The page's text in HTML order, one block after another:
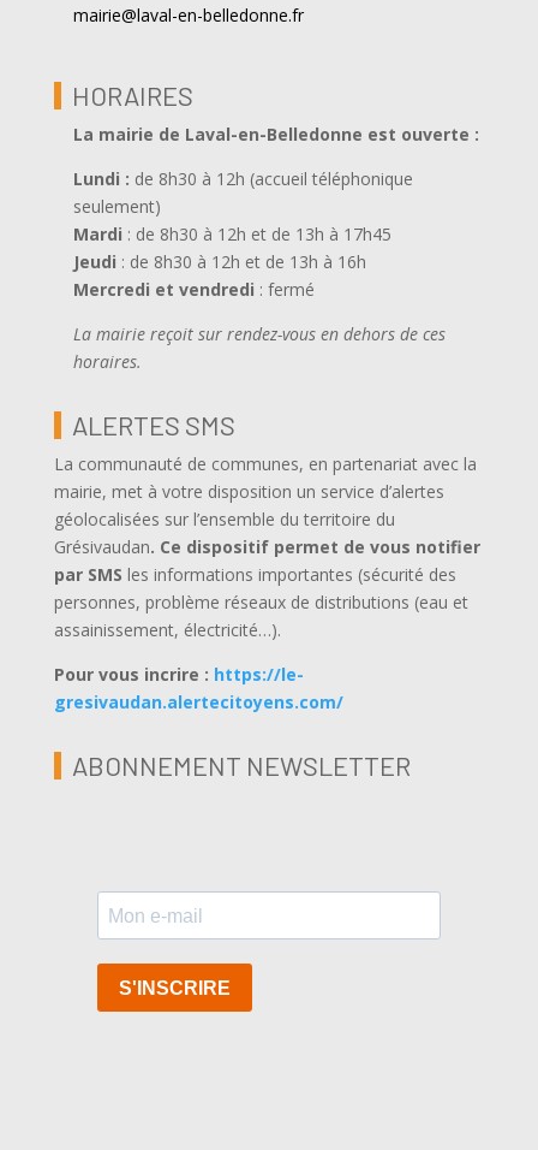
mairie@laval-en-belledonne.fr
HORAIRES
La mairie de Laval-en-Belledonne est ouverte :
Lundi : de 8h30 à 12h (accueil téléphonique
seulement)
Mardi : de 8h30 à 12h et de 13h à 17h45
Jeudi : de 8h30 à 12h et de 13h à 16h
Mercredi et vendredi : fermé
La mairie reçoit sur rendez-vous en dehors de ces
horaires.
ALERTES SMS
La communauté de communes, en partenariat avec la
mairie, met à votre disposition un service d’alertes
géolocalisées sur l’ensemble du territoire du
Grésivaudan. Ce dispositif permet de vous notifier
par SMS les informations importantes (sécurité des
personnes, problème réseaux de distributions (eau et
assainissement, électricité…).
Pour vous incrire : https://le-
gresivaudan.alertecitoyens.com/
ABONNEMENT NEWSLETTER